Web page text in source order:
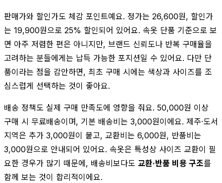
판매가와 할인가도 체감 포인트예요. 정가는 26,600원, 할인가
는 19,900원으로 25% 할인되어 있어요. 속옷 단품 기준으로 보
면 아주 저렴한 편은 아니지만, 브랜드 신뢰도나 반복 구매율을
고려하는 분들에게는 납득 가능한 포지션일 수 있어요. 다만 단
품이라는 점을 감안하면, 최초 구매 시에는 색상과 사이즈를 조
심스럽게 선택하는 것이 좋아요.
배송 정책도 실제 구매 만족도에 영향을 줘요. 50,000원 이상
구매 시 무료배송이며, 기본 배송비는 3,000원이에요. 제주·도서
지역은 추가 3,000원이 붙고, 교환비는 6,000원, 반품비는
3,000원으로 안내되어 있어요. 속옷은 특성상 사이즈 교환이 필
요한 경우가 많기 때문에, 배송비보다도 교환·반품 비용 구조를
함께 보는 것이 합리적이에요.